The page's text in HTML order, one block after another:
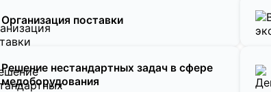
Организация поставки
Решение нестандартных задач в сфере
медоборудования